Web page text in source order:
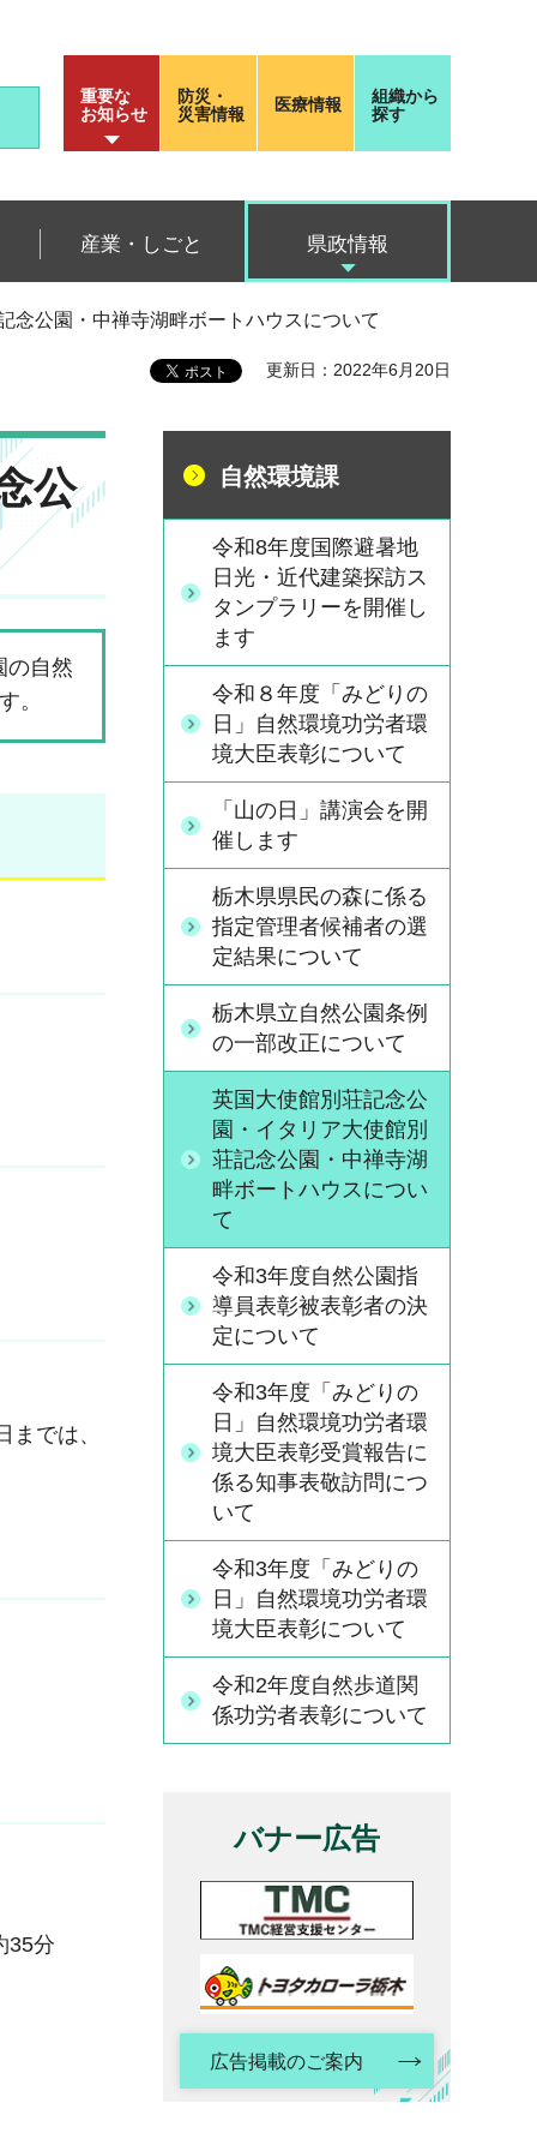
重要な
お知らせ
防災・
災害情報
医療情報
組織から
探す
産業・しごと 県政情報
念公園・中禅寺湖畔ボートハウスについて
更新日：2022年6月20日
公
の自然
。
では、
35分
自然環境課
令和8年度国際避暑地
日光・近代建築探訪ス
タンプラリーを開催し
ます
令和８年度「みどりの
日」自然環境功労者環
境大臣表彰について
「山の日」講演会を開
催します
栃木県県民の森に係る
指定管理者候補者の選
定結果について
栃木県立自然公園条例
の一部改正について
英国大使館別荘記念公
園・イタリア大使館別
荘記念公園・中禅寺湖
畔ボートハウスについ
て
令和3年度自然公園指
導員表彰被表彰者の決
定について
令和3年度「みどりの
日」自然環境功労者環
境大臣表彰受賞報告に
係る知事表敬訪問につ
いて
令和3年度「みどりの
日」自然環境功労者環
境大臣表彰について
令和2年度自然歩道関
係功労者表彰について
バナー広告
広告掲載のご案内